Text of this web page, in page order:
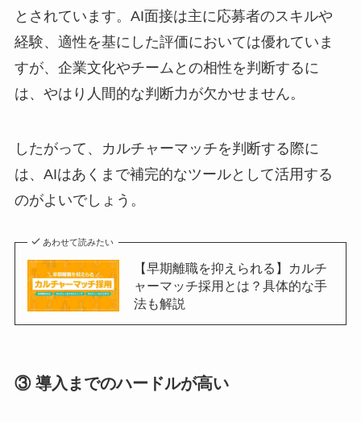
とされています。AI面接は主に応募者のスキルや
経験、適性を基にした評価においては優れていま
すが、企業文化やチームとの相性を判断するに
は、やはり人間的な判断力が欠かせません。
したがって、カルチャーマッチを判断する際に
は、AIはあくまで補完的なツールとして活用する
のがよいでしょう。
あわせて読みたい
【早期離職を抑えられる】カルチ
ャーマッチ採用とは？具体的な手
法も解説
③ 導入までのハードルが高い